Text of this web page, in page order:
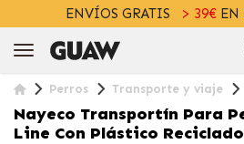
ENVÍOS GRATIS > 39€EN
Perros Transporte y viaje
Nayeco Transportín Para
Line Con Plástico